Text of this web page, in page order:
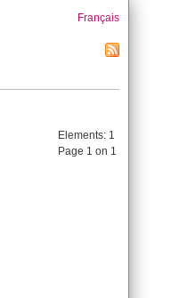
Français
Elements: 1
Page 1 on 1